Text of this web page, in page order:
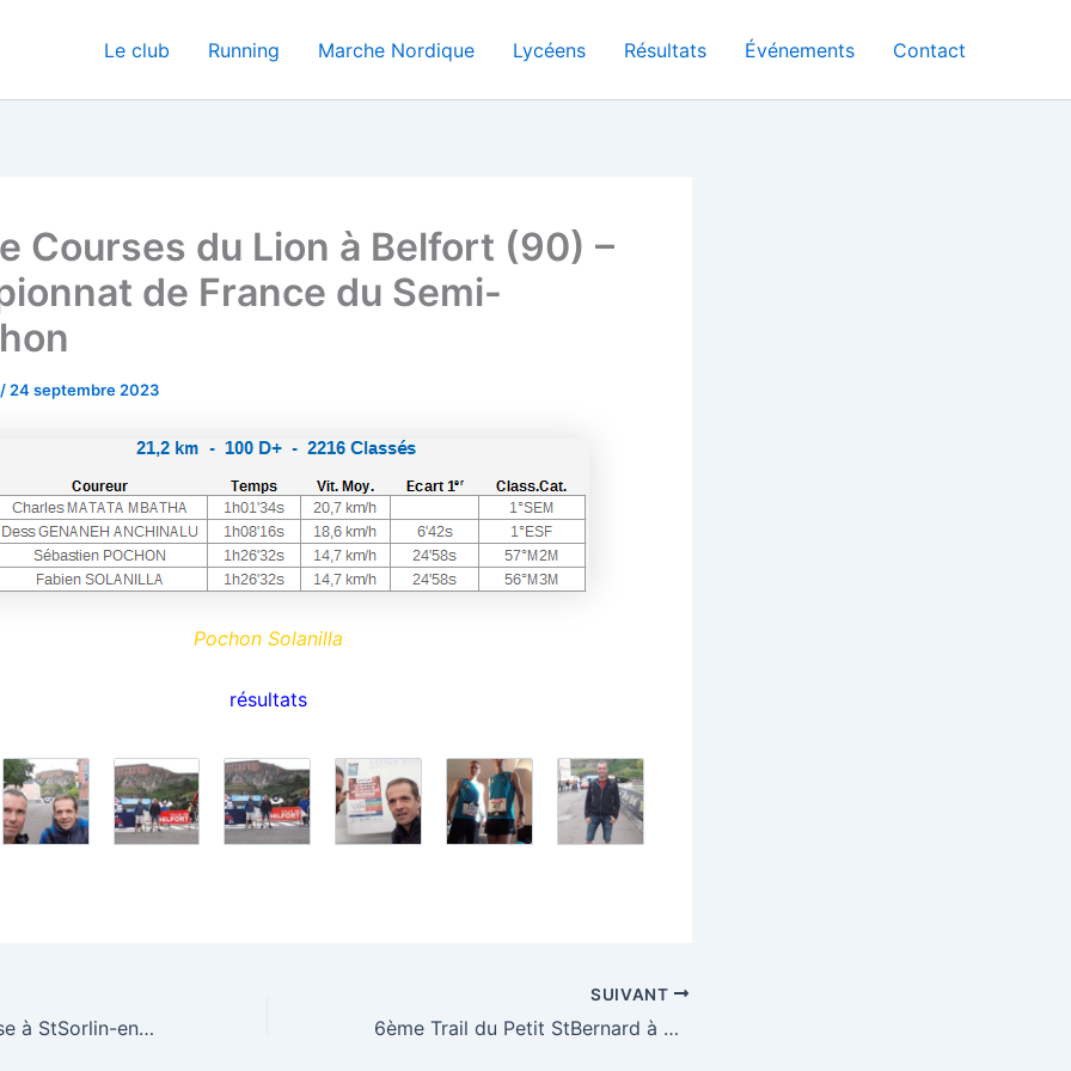
Le club Running Marche Nordique Lycéens Résultats Événements Contact
Courses du Lion à Belfort (90) –
de France du Semi-
/ 24 septembre 2023
Pochon Solanilla
résultats
6ème StSo Course à StSorlin-en-Bugey
SUIVANT
6ème Trail du Petit StBernard à Bourg-St-Maurice (73)